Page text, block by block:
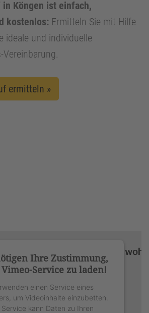
Köngen ist einfach,
kostenlos: Ermitteln Sie mit Hilfe
ideale und individuelle
Vereinbarung.
ermitteln »
Ihre Zustimmung,
Service zu laden!
einen Service eines
um Videoinhalte einzubetten.
Service kann Daten zu Ihren